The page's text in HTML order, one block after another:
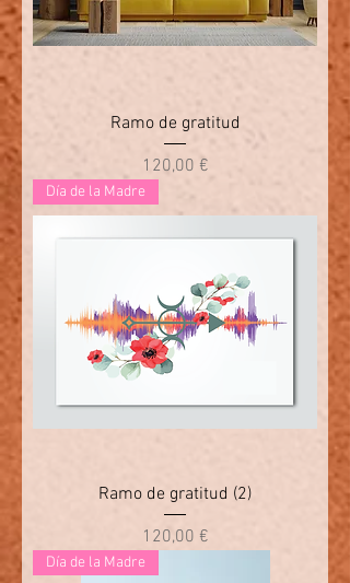
Ramo de gratitud
Precio
120,00 €
Día de la Madre
Ramo de gratitud (2)
Precio
120,00 €
Día de la Madre